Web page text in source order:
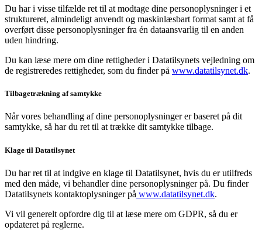
Du har i visse tilfælde ret til at modtage dine personoplysninger i et
struktureret, almindeligt anvendt og maskinlæsbart format samt at få
overført disse personoplysninger fra én dataansvarlig til en anden
uden hindring.
Du kan læse mere om dine rettigheder i Datatilsynets vejledning om
de registreredes rettigheder, som du finder på www.datatilsynet.dk.
Tilbagetrækning af samtykke
Når vores behandling af dine personoplysninger er baseret på dit
samtykke, så har du ret til at trække dit samtykke tilbage.
Klage til Datatilsynet
Du har ret til at indgive en klage til Datatilsynet, hvis du er utilfreds
med den måde, vi behandler dine personoplysninger på. Du finder
Datatilsynets kontaktoplysninger på www.datatilsynet.dk.
Vi vil generelt opfordre dig til at læse mere om GDPR, så du er
opdateret på reglerne.